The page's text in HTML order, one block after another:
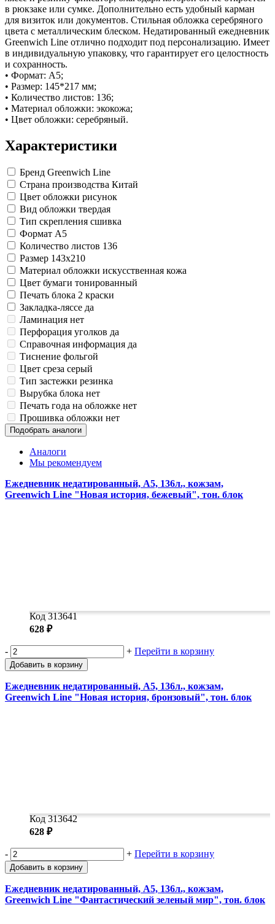
в рюкзаке или сумке. Дополнительно есть удобный карман
для визиток или документов. Стильная обложка серебряного
цвета с металлическим блеском. Недатированный ежедневник
Greenwich Line отлично подходит под персонализацию. Имеет
в индивидуальную упаковку, что гарантирует его целостность
и сохранность.
• Формат: А5;
• Размер: 145*217 мм;
• Количество листов: 136;
• Материал обложки: экокожа;
• Цвет обложки: серебряный.
Характеристики
Бренд Greenwich Line
Страна производства Китай
Цвет обложки рисунок
Вид обложки твердая
Тип скрепления сшивка
Формат A5
Количество листов 136
Размер 143x210
Материал обложки искусственная кожа
Цвет бумаги тонированный
Печать блока 2 краски
Закладка-ляссе да
Ламинация нет
Перфорация уголков да
Справочная информация да
Тиснение фольгой
Цвет среза серый
Тип застежки резинка
Вырубка блока нет
Печать года на обложке нет
Прошивка обложки нет
Подобрать аналоги
Аналоги
Мы рекомендуем
Ежедневник недатированный, А5, 136л., кожзам,
Greenwich Line "Новая история, бежевый", тон. блок
Код 313641
628 ₽
- + Перейти в корзину
Добавить в корзину
Ежедневник недатированный, А5, 136л., кожзам,
Greenwich Line "Новая история, бронзовый", тон. блок
Код 313642
628 ₽
- + Перейти в корзину
Добавить в корзину
Ежедневник недатированный, А5, 136л., кожзам,
Greenwich Line "Фантастический зеленый мир", тон. блок